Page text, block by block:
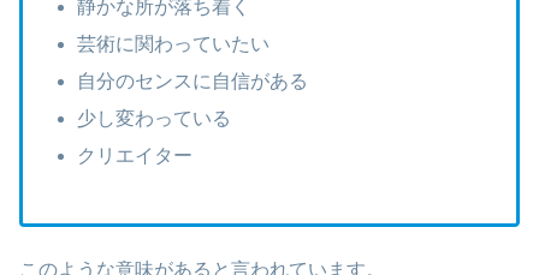
静かな所が落ち着く
芸術に関わっていたい
自分のセンスに自信がある
少し変わっている
クリエイター
このような意味があると言われています。